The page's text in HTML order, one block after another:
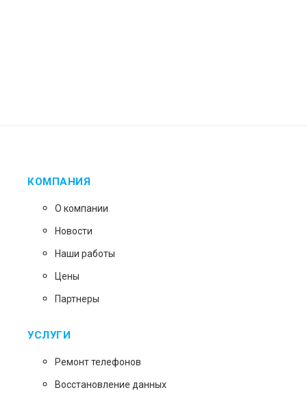
КОМПАНИЯ
О компании
Новости
Наши работы
Цены
Партнеры
УСЛУГИ
Ремонт телефонов
Восстановление данных